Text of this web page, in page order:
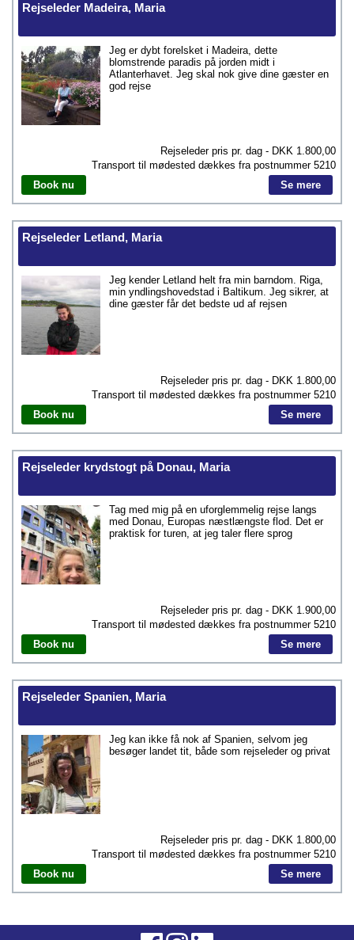
Rejseleder Madeira, Maria
Jeg er dybt forelsket i Madeira, dette
blomstrende paradis på jorden midt i
Atlanterhavet. Jeg skal nok give dine gæster en
god rejse
Rejseleder pris pr. dag - DKK 1.800,00
Transport til mødested dækkes fra postnummer 5210
Book nu
Se mere
Rejseleder Letland, Maria
Jeg kender Letland helt fra min barndom. Riga,
min yndlingshovedstad i Baltikum. Jeg sikrer, at
dine gæster får det bedste ud af rejsen
Rejseleder pris pr. dag - DKK 1.800,00
Transport til mødested dækkes fra postnummer 5210
Book nu
Se mere
Rejseleder krydstogt på Donau, Maria
Tag med mig på en uforglemmelig rejse langs
med Donau, Europas næstlængste flod. Det er
praktisk for turen, at jeg taler flere sprog
Rejseleder pris pr. dag - DKK 1.900,00
Transport til mødested dækkes fra postnummer 5210
Book nu
Se mere
Rejseleder Spanien, Maria
Jeg kan ikke få nok af Spanien, selvom jeg
besøger landet tit, både som rejseleder og privat
Rejseleder pris pr. dag - DKK 1.800,00
Transport til mødested dækkes fra postnummer 5210
Book nu
Se mere